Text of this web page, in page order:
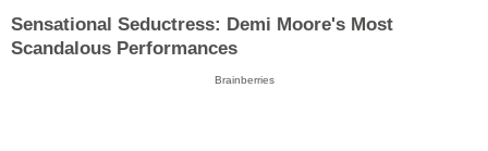
Sensational Seductress: Demi Moore's Most
Scandalous Performances
Brainberries